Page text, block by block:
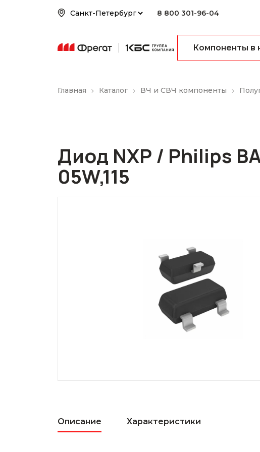
8 800 301-96-04
Компоненты в
Главная Каталог ВЧ и СВЧ компоненты
Диод NXP / Philips
05W,115
Описание Характеристики